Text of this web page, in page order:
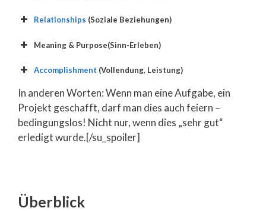
Relationships (Soziale Beziehungen)
Meaning & Purpose(Sinn-Erleben)
Accomplishment (Vollendung, Leistung)
In anderen Worten: Wenn man eine Aufgabe, ein
Projekt geschafft, darf man dies auch feiern –
bedingungslos! Nicht nur, wenn dies „sehr gut“
erledigt wurde.[/su_spoiler]
Überblick